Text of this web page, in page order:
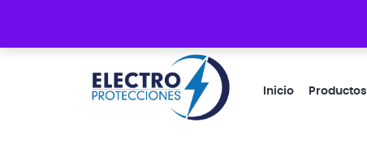
Inicio Productos